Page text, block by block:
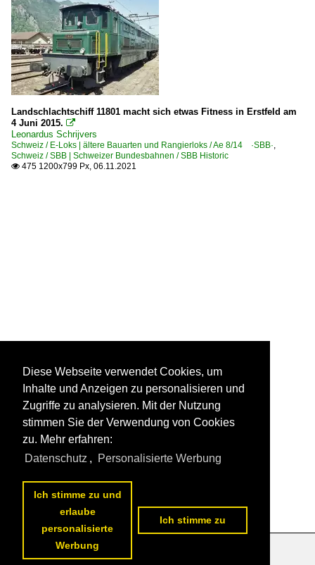
Landschlachtschiff 11801 macht sich etwas Fitness in Erstfeld am
4 Juni 2015. 
Leonardus Schrijvers
Schweiz / E-Loks | ältere Bauarten und Rangierloks / Ae 8/14 ·SBB·
Schweiz / SBB | Schweizer Bundesbahnen / SBB Historic
 475 1200x799 Px, 06.11.2021
Datenschutzerklärung
Diese Webseite verwendet Cookies, um
Inhalte und Anzeigen zu personalisieren und
Zugriffe zu analysieren. Mit der Nutzung
stimmen Sie der Verwendung von Cookies
zu. Mehr erfahren:
Datenschutz , Personalisierte Werbung
Ich stimme zu und
erlaube
personalisierte
Werbung
Ich stimme zu